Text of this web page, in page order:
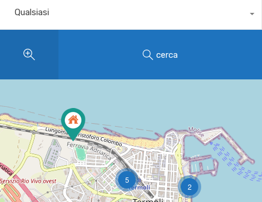
Qualsiasi
cerca
2
5